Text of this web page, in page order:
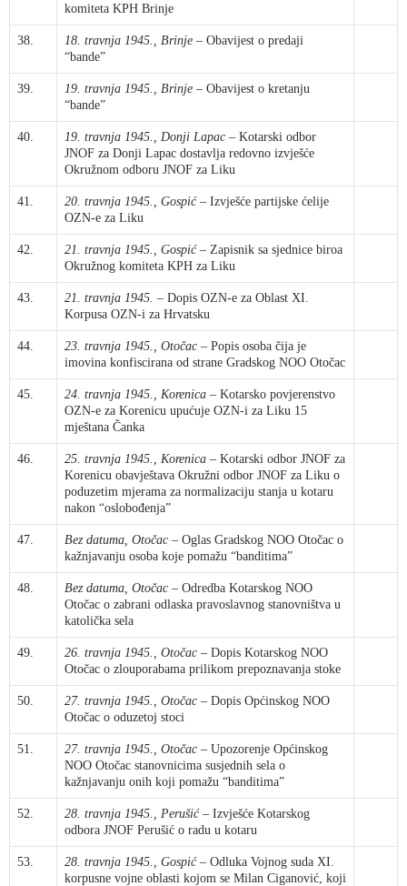
komiteta KPH Brinje
38. 18. travnja 1945., Brinje – Obavijest o predaji
“bande”
39. 19. travnja 1945., Brinje – Obavijest o kretanju
“bande”
40. 19. travnja 1945., Donji Lapac – Kotarski odbor
JNOF za Donji Lapac dostavlja redovno izvješće
Okružnom odboru JNOF za Liku
41. 20. travnja 1945., Gospić – Izvješće partijske ćelije
OZN-e za Liku
42. 21. travnja 1945., Gospić – Zapisnik sa sjednice biroa
Okružnog komiteta KPH za Liku
43. 21. travnja 1945. – Dopis OZN-e za Oblast XI.
Korpusa OZN-i za Hrvatsku
44. 23. travnja 1945., Otočac – Popis osoba čija je
imovina konfiscirana od strane Gradskog NOO Otočac
45. 24. travnja 1945., Korenica – Kotarsko povjerenstvo
OZN-e za Korenicu upućuje OZN-i za Liku 15
mještana Čanka
46. 25. travnja 1945., Korenica – Kotarski odbor JNOF za
Korenicu obavještava Okružni odbor JNOF za Liku o
poduzetim mjerama za normalizaciju stanja u kotaru
nakon “oslobođenja”
47. Bez datuma, Otočac – Oglas Gradskog NOO Otočac o
kažnjavanju osoba koje pomažu “banditima”
48. Bez datuma, Otočac – Odredba Kotarskog NOO
Otočac o zabrani odlaska pravoslavnog stanovništva u
katolička sela
49. 26. travnja 1945., Otočac – Dopis Kotarskog NOO
Otočac o zlouporabama prilikom prepoznavanja stoke
50. 27. travnja 1945., Otočac – Dopis Općinskog NOO
Otočac o oduzetoj stoci
51. 27. travnja 1945., Otočac – Upozorenje Općinskog
NOO Otočac stanovnicima susjednih sela o
kažnjavanju onih koji pomažu “banditima”
52. 28. travnja 1945., Perušić – Izvješće Kotarskog
odbora JNOF Perušić o radu u kotaru
53. 28. travnja 1945., Gospić – Odluka Vojnog suda XI.
korpusne vojne oblasti kojom se Milan Ciganović, koji